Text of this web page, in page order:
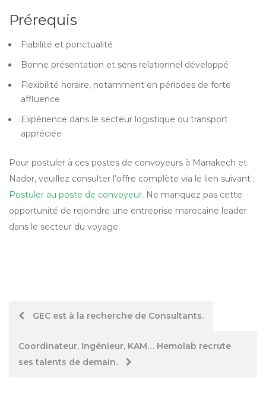
Prérequis
Fiabilité et ponctualité
Bonne présentation et sens relationnel développé
Flexibilité horaire, notamment en périodes de forte
affluence
Expérience dans le secteur logistique ou transport
appréciée
Pour postuler à ces postes de convoyeurs à Marrakech et
Nador, veuillez consulter l’offre complète via le lien suivant :
Postuler au poste de convoyeur. Ne manquez pas cette
opportunité de rejoindre une entreprise marocaine leader
dans le secteur du voyage.
Post
navigation
GEC est à la recherche de Consultants.
Coordinateur, Ingénieur, KAM… Hemolab recrute
ses talents de demain.